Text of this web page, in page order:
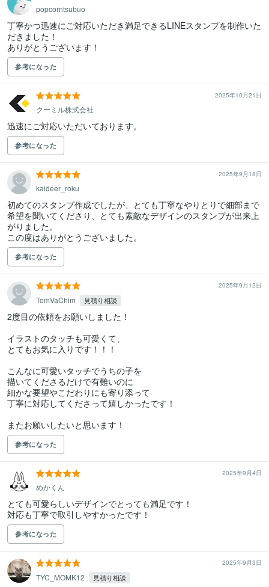
popcorntsubuo
丁寧かつ迅速にご対応いただき満足できるLINEスタンプを制作いた
だきました！
ありがとうございます！
参考になった
2025年10月21日
クーミル株式会社
迅速にご対応いただいております。
参考になった
2025年9月18日
kaideer_roku
初めてのスタンプ作成でしたが、とても丁寧なやりとりで細部まで
希望を聞いてくださり、とても素敵なデザインのスタンプが出来上
がりました。
この度はありがとうございました。
参考になった
2025年9月12日
TomVaChim 見積り相談
2度目の依頼をお願いしました！
イラストのタッチも可愛くて、
とてもお気に入りです！！！
こんなに可愛いタッチでうちの子を
描いてくださるだけで有難いのに
細かな要望やこだわりにも寄り添って
丁寧に対応してくださって嬉しかったです！
またお願いしたいと思います！
参考になった
2025年9月4日
めかくん
とても可愛らしいデザインでとっても満足です！
対応も丁寧で取引しやすかったです！
参考になった
2025年9月3日
TYC_MOMK12 見積り相談